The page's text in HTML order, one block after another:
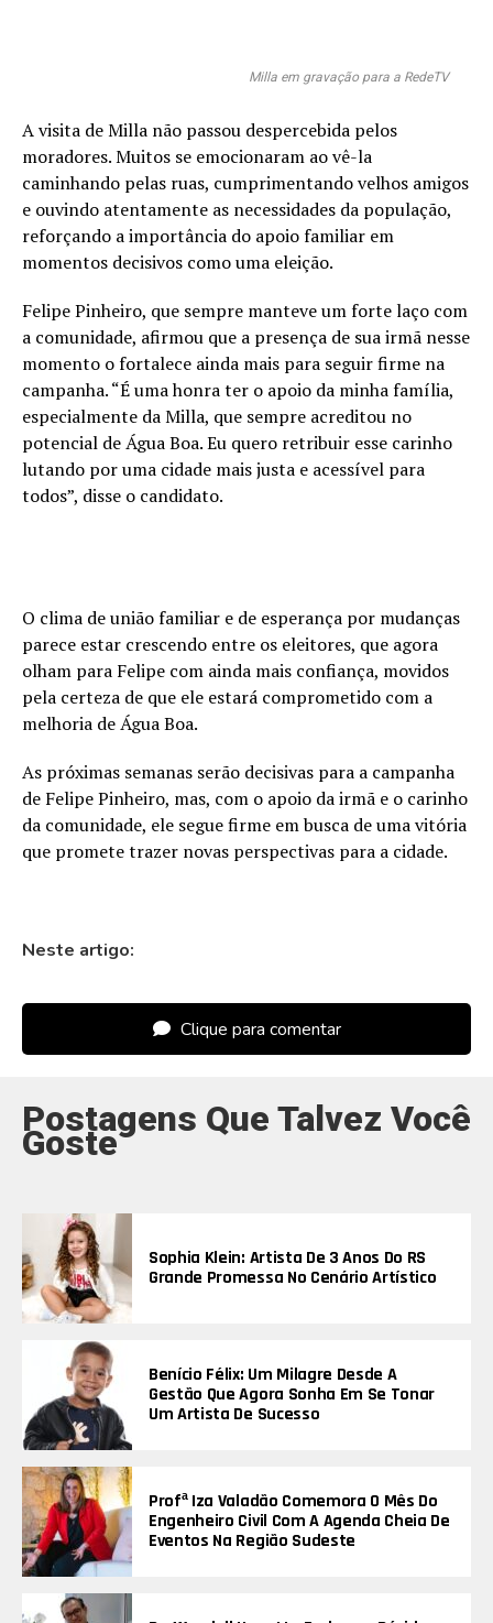
Milla em gravação para a RedeTV
A visita de Milla não passou despercebida pelos
moradores. Muitos se emocionaram ao vê-la
caminhando pelas ruas, cumprimentando velhos amigos
e ouvindo atentamente as necessidades da população,
reforçando a importância do apoio familiar em
momentos decisivos como uma eleição.
Felipe Pinheiro, que sempre manteve um forte laço com
a comunidade, afirmou que a presença de sua irmã nesse
momento o fortalece ainda mais para seguir firme na
campanha. “É uma honra ter o apoio da minha família,
especialmente da Milla, que sempre acreditou no
potencial de Água Boa. Eu quero retribuir esse carinho
lutando por uma cidade mais justa e acessível para
todos”, disse o candidato.
O clima de união familiar e de esperança por mudanças
parece estar crescendo entre os eleitores, que agora
olham para Felipe com ainda mais confiança, movidos
pela certeza de que ele estará comprometido com a
melhoria de Água Boa.
As próximas semanas serão decisivas para a campanha
de Felipe Pinheiro, mas, com o apoio da irmã e o carinho
da comunidade, ele segue firme em busca de uma vitória
que promete trazer novas perspectivas para a cidade.
Neste artigo:
Clique para comentar
Postagens Que Talvez Você
Goste
Sophia Klein: Artista De 3 Anos Do RS
Grande Promessa No Cenário Artístico
Benício Félix: Um Milagre Desde A
Gestão Que Agora Sonha Em Se Tonar
Um Artista De Sucesso
Profª Iza Valadão Comemora O Mês Do
Engenheiro Civil Com A Agenda Cheia De
Eventos Na Região Sudeste